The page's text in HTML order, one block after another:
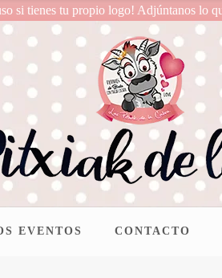
si tienes tu propio logo! Adjúntanos lo
EVENTOS CONTACTO